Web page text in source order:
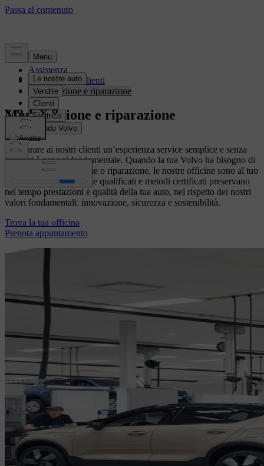
Assistenza
Vantaggi per i clienti
Manutenzione e riparazione
Manutenzione e riparazione
Assicurare ai nostri clienti un’esperienza service semplice e senza
pensieri è per noi fondamentale. Quando la tua Volvo ha bisogno di
assistenza, manutenzione o riparazione, le nostre officine sono al tuo
fianco. Tecnici altamente qualificati e metodi certificati preservano
nel tempo prestazioni e qualità della tua auto, nel rispetto dei nostri
valori fondamentali: innovazione, sicurezza e sostenibilità.
Trova la tua officina
Prenota appuntamento